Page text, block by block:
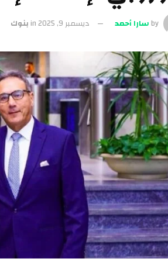
byسارا أحمد ديسمبر 9, 2025 inبنوك